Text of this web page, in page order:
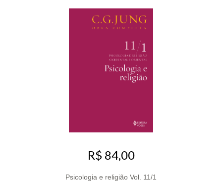
R$ 84,00
Psicologia e religião Vol. 11/1